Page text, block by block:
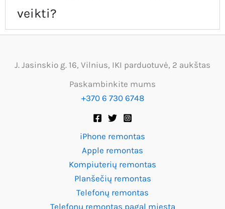
veikti?
J. Jasinskio g. 16, Vilnius, IKI parduotuvė, 2 aukštas
Paskambinkite mums
+370 6 730 6748
iPhone remontas
Apple remontas
Kompiuterių remontas
Planšečių remontas
Telefonų remontas
Telefonų remontas pagal miestą